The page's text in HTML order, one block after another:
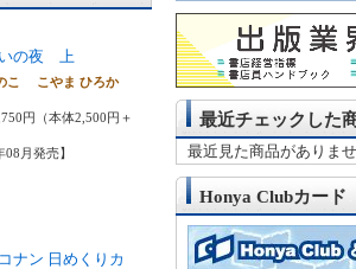
の夜 上
こ こやま ひろか
円（本体2,500円＋
08月発売】
ナン 日めくりカ
最近チェックした
最近見た商品がありませ
Honya Clubカード